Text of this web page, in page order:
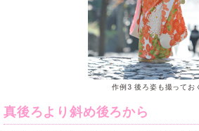
作例3 後ろ姿も撮ってお
真後ろより斜め後ろから